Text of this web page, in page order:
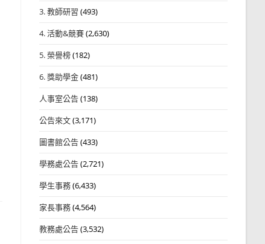
3. 教師研習 (493)
4. 活動&競賽(2,630)
5. 榮譽榜(182)
6. 獎助學金(481)
人事室公告(138)
公告來文(3,171)
圖書館公告(433)
學務處公告(2,721)
學生事務(6,433)
家長事務(4,564)
教務處公告(3,532)